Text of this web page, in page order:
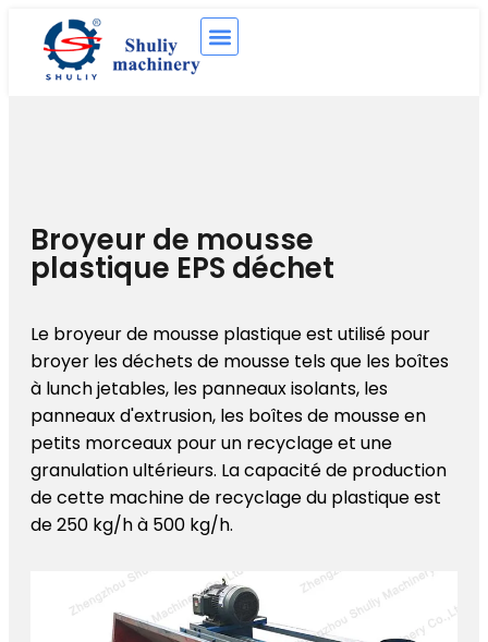
Broyeur de mousse
plastique EPS déchet
Le broyeur de mousse plastique est utilisé pour
broyer les déchets de mousse tels que les boîtes
à lunch jetables, les panneaux isolants, les
panneaux d'extrusion, les boîtes de mousse en
petits morceaux pour un recyclage et une
granulation ultérieurs. La capacité de production
de cette machine de recyclage du plastique est
de 250 kg/h à 500 kg/h.